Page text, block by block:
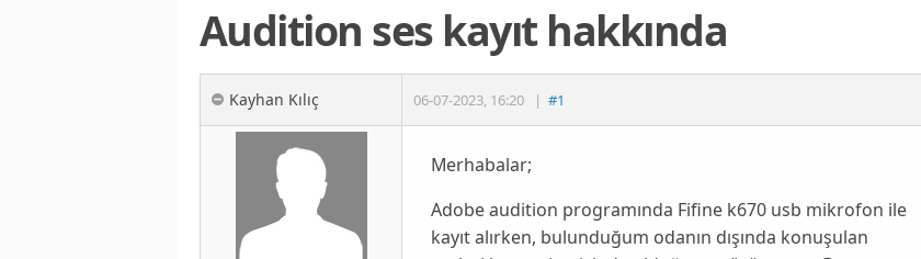
Audition ses kayıt hakkında
Kayhan Kılıç 06-07-2023, 16:20 | #1
Merhabalar;
Adobe audition programında Fifine k670 usb mikrofon ile
kayıt alırken, bulunduğum odanın dışında konuşulan